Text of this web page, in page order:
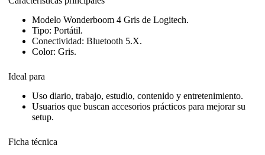
Modelo Wonderboom 4 Gris de Logitech.
Tipo: Portátil.
Conectividad: Bluetooth 5.X.
Color: Gris.
Ideal para
Uso diario, trabajo, estudio, contenido y entretenimiento.
Usuarios que buscan accesorios prácticos para mejorar su
setup.
Ficha técnica